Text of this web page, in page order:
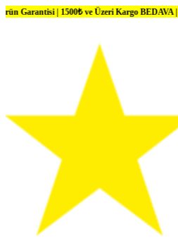
| 1500₺ ve Üzeri Kargo BEDAVA | Dünya